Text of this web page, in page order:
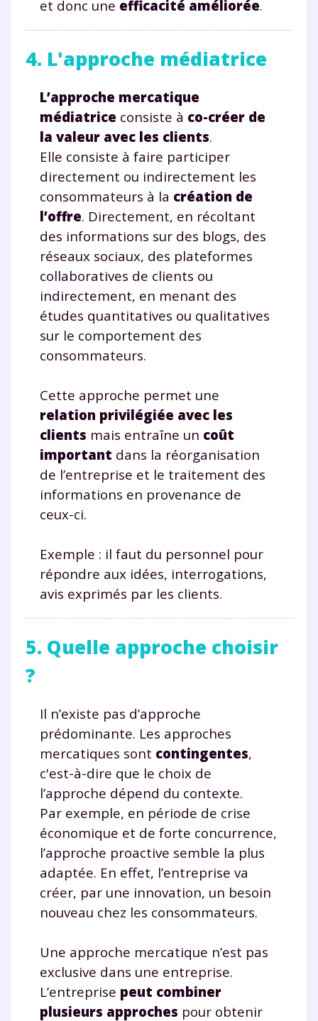
et donc une efficacité améliorée.
4. L'approche médiatrice
L’approche mercatique
médiatrice consiste à co-créer de
la valeur avec les clients.
Elle consiste à faire participer
directement ou indirectement les
consommateurs à la création de
l’offre. Directement, en récoltant
des informations sur des blogs, des
réseaux sociaux, des plateformes
collaboratives de clients ou
indirectement, en menant des
études quantitatives ou qualitatives
sur le comportement des
consommateurs.
Cette approche permet une
relation privilégiée avec les
clients mais entraîne un coût
important dans la réorganisation
de l’entreprise et le traitement des
informations en provenance de
ceux-ci.
Exemple : il faut du personnel pour
répondre aux idées, interrogations,
avis exprimés par les clients.
5. Quelle approche choisir
?
Il n’existe pas d’approche
prédominante. Les approches
mercatiques sont contingentes,
c'est-à-dire que le choix de
l’approche dépend du contexte.
Par exemple, en période de crise
économique et de forte concurrence,
l’approche proactive semble la plus
adaptée. En effet, l’entreprise va
créer, par une innovation, un besoin
nouveau chez les consommateurs.
Une approche mercatique n’est pas
exclusive dans une entreprise.
L’entreprise peut combiner
plusieurs approches pour obtenir